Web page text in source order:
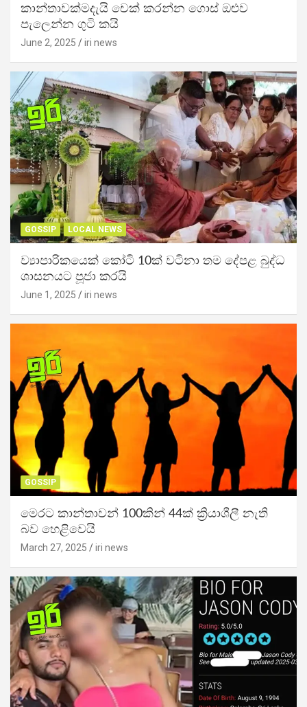
කාන්තාවක්මදැයි චෙක් කරන්න ගොස් ඔළුව
පැලෙන්න ගුටි කයි
June 2, 2025 iri news
GOSSIP LOCAL NEWS
ව්‍යාපාරිකයෙක් කෝටි 10ක් වටිනා තම දේපළ බුද්ධ
ශාසනයට පූජා කරයි
June 1, 2025 iri news
GOSSIP
මෙරට කාන්තාවන් 100කින් 44ක් ක්‍රියාශීලී නැති
බව හෙළිවෙයි
March 27, 2025 iri news